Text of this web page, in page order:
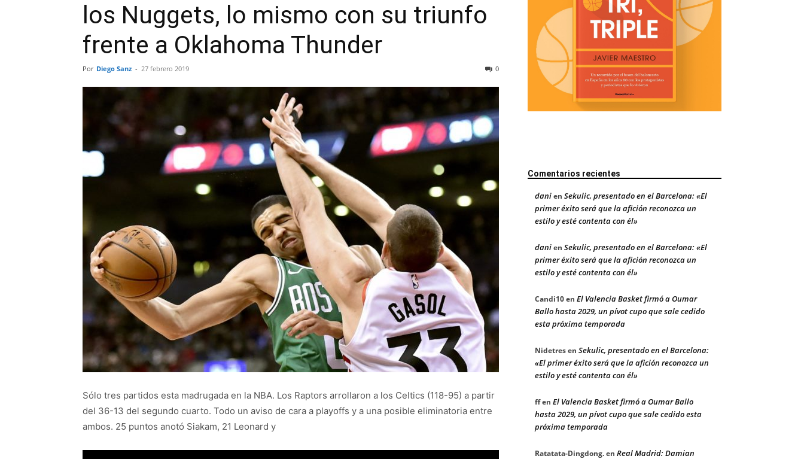
los Nuggets, lo mismo con su triunfo
frente a Oklahoma Thunder
Por Diego Sanz - 27 febrero 2019 0
Sólo tres partidos esta madrugada en la NBA. Los Raptors arrollaron a los Celtics (118-95) a partir
del 36-13 del segundo cuarto. Todo un aviso de cara a playoffs y a una posible eliminatoria entre
ambos. 25 puntos anotó Siakam, 21 Leonard y
Comentarios recientes
danien Sekulic, presentado en el Barcelona: «El
primer éxito será que la afición reconozca un
estilo y esté contenta con él»
danien Sekulic, presentado en el Barcelona: «El
primer éxito será que la afición reconozca un
estilo y esté contenta con él»
Candi10en El Valencia Basket firmó a Oumar
Ballo hasta 2029, un pívot cupo que sale cedido
esta próxima temporada
Nidetresen Sekulic, presentado en el Barcelona:
«El primer éxito será que la afición reconozca un
estilo y esté contenta con él»
ffen El Valencia Basket firmó a Oumar Ballo
hasta 2029, un pívot cupo que sale cedido esta
próxima temporada
Ratatata-Dingdong.en Real Madrid: Damian